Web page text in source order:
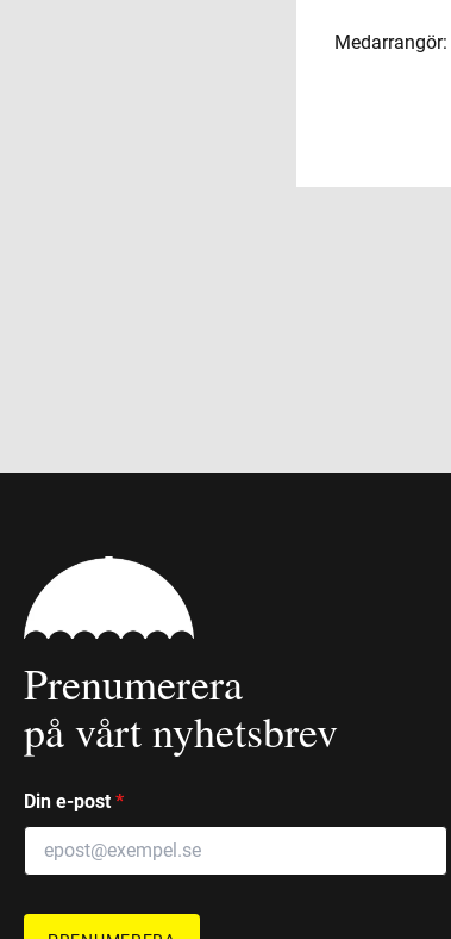
Medarrangör:
Prenumerera
på vårt nyhetsbrev
Din e-post *